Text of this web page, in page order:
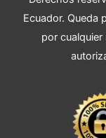
Ecuador. Queda
por